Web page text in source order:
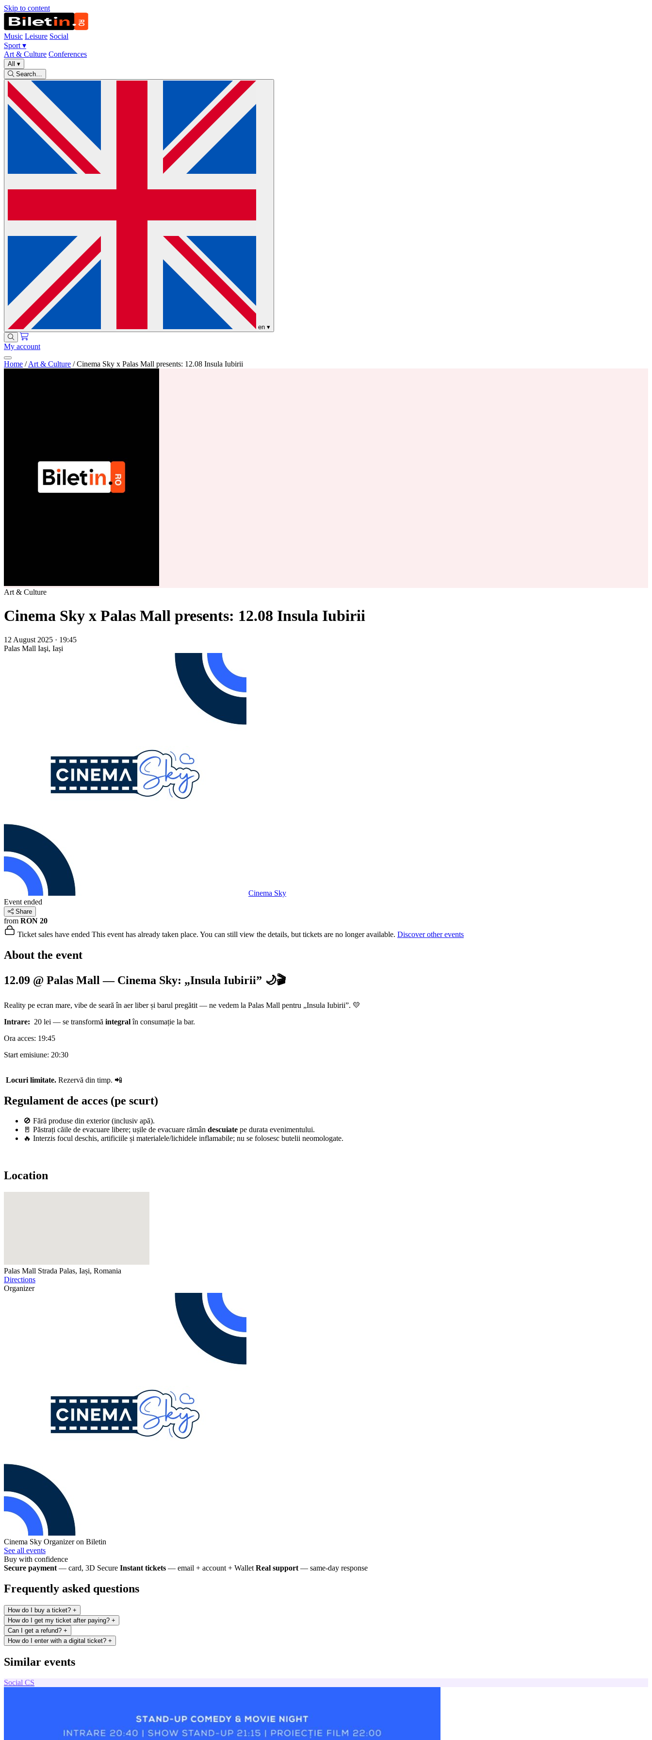
Skip to content
Music Leisure Social
Sport ▾
Art & Culture Conferences
All ▾
Search…
en ▾
My account
Home / Art & Culture / Cinema Sky x Palas Mall presents: 12.08 Insula Iubirii
Art & Culture
Cinema Sky x Palas Mall presents: 12.08 Insula Iubirii
12 August 2025 · 19:45
Palas Mall Iaşi, Iași
Cinema Sky
Event ended
Share
from RON 20
Ticket sales have ended This event has already taken place. You can still view the details, but tickets are no longer available. Discover other events
About the event
12.09 @ Palas Mall — Cinema Sky: „Insula Iubirii” 🌙🎬
Reality pe ecran mare, vibe de seară în aer liber și barul pregătit — ne vedem la Palas Mall pentru „Insula Iubirii”. 💛
Intrare: 20 lei — se transformă integralîn consumație la bar.
Ora acces: 19:45
Start emisiune: 20:30
Locuri limitate. Rezervă din timp. 📲
Regulament de acces (pe scurt)
🚫 Fără produse din exterior (inclusiv apă).
🚪 Păstrați căile de evacuare libere; ușile de evacuare rămân descuiate pe durata evenimentului.
🔥 Interzis focul deschis, artificiile și materialele/lichidele inflamabile; nu se folosesc butelii neomologate.
Location
Palas Mall Strada Palas, Iași, Romania
Directions
Organizer
Cinema Sky Organizer on Biletin
See all events
Buy with confidence
Secure payment — card, 3D Secure Instant tickets — email + account + Wallet Real support — same-day response
Frequently asked questions
How do I buy a ticket? +
How do I get my ticket after paying? +
Can I get a refund? +
How do I enter with a digital ticket? +
Similar events
Social CS